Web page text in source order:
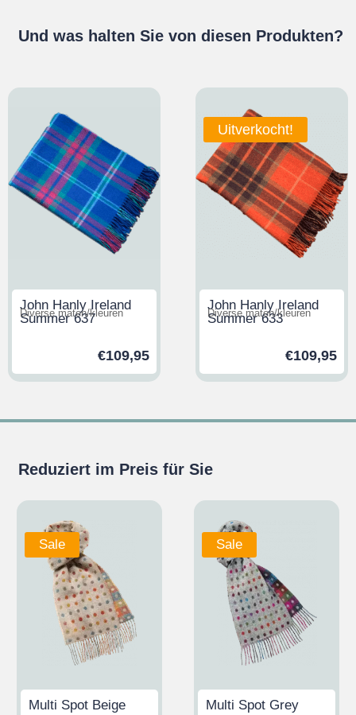
Und was halten Sie von diesen Produkten?
John Hanly Ireland
Summer 637
Diverse maten/kleuren
€109,95
Uitverkocht!
John Hanly Ireland
Summer 633
Diverse maten/kleuren
€109,95
Reduziert im Preis für Sie
Sale
Multi Spot Beige
Sale
Multi Spot Grey